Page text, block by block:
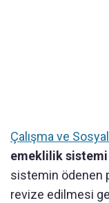
Çalışma ve
emeklilik sistemi
sistemin ödenen
revize edilmesi